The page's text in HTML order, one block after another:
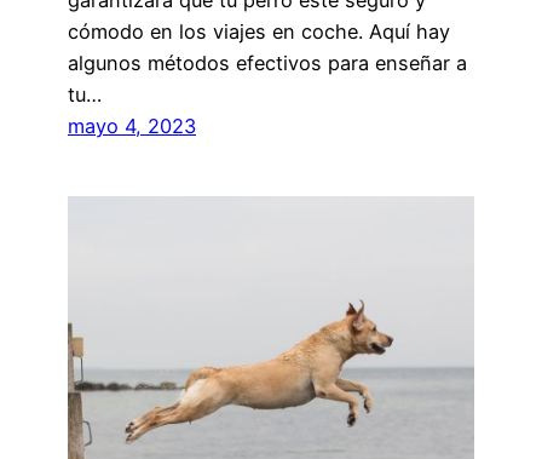
cómodo en los viajes en coche. Aquí hay
algunos métodos efectivos para enseñar a
tu…
mayo 4, 2023